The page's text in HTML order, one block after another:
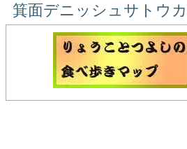
箕面デニッシュサトウ